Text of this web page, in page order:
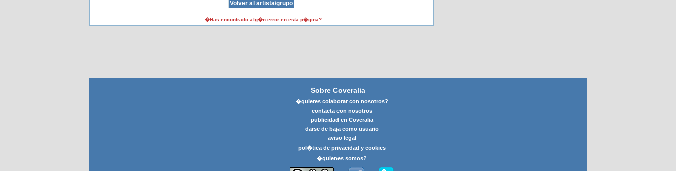
�Has encontrado alg�n error en esta p�gina?
Sobre Coveralia
�quieres colaborar con nosotros?
contacta con nosotros
publicidad en Coveralia
darse de baja como usuario
aviso legal
pol�tica de privacidad y cookies
�quienes somos?